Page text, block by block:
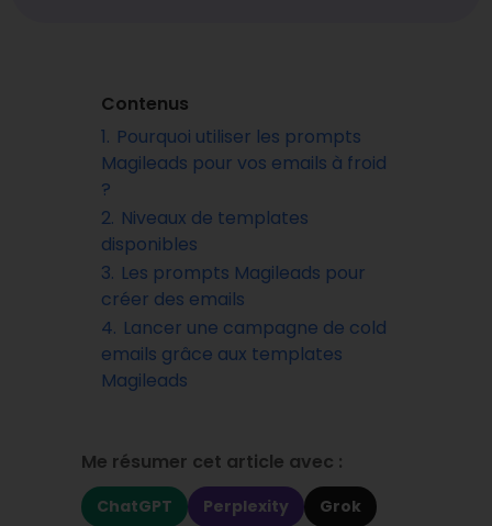
Contenus
1. Pourquoi utiliser les prompts
Magileads pour vos emails à froid
?
2. Niveaux de templates
disponibles
3. Les prompts Magileads pour
créer des emails
4. Lancer une campagne de cold
emails grâce aux templates
Magileads
Me résumer cet article avec :
ChatGPT Perplexity
Grok